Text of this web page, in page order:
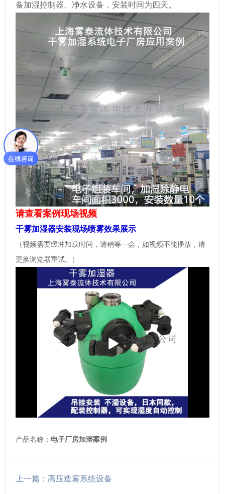
备加湿控制器、净水设备，安装时间为四天。
请查看案例现场视频
干雾加湿器安装现场喷雾效果展示
（视频需要缓冲加载时间，请稍等一会，如视频不能播放，请
更换浏览器重试。）
放
产品名称： 电子厂房加湿案例
上一篇：高压造雾系统设备